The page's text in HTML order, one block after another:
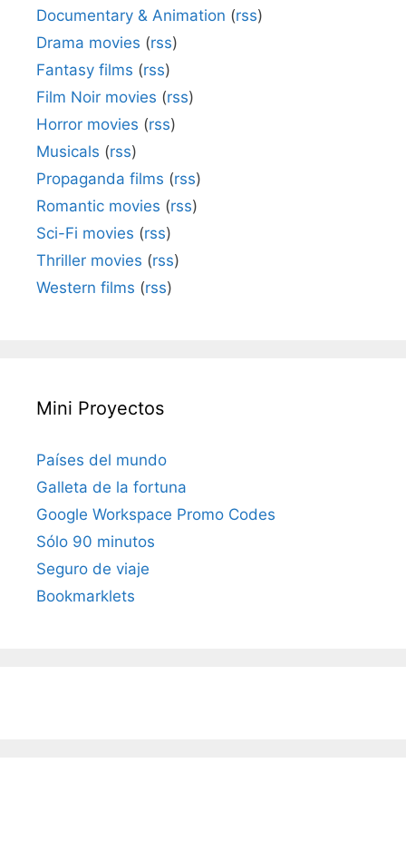
Documentary & Animation (rss)
Drama movies (rss)
Fantasy films (rss)
Film Noir movies (rss)
Horror movies (rss)
Musicals (rss)
Propaganda films (rss)
Romantic movies (rss)
Sci-Fi movies (rss)
Thriller movies (rss)
Western films (rss)
Mini Proyectos
Países del mundo
Galleta de la fortuna
Google Workspace Promo Codes
Sólo 90 minutos
Seguro de viaje
Bookmarklets